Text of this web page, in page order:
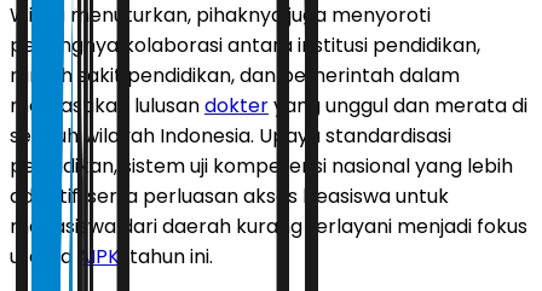
Wisnu menuturkan, pihaknya juga menyoroti
pentingnya kolaborasi antara institusi pendidikan,
rumah sakit pendidikan, dan pemerintah dalam
memastikan lulusandokteryang unggul dan merata di
seluruh wilayah Indonesia. Upaya standardisasi
pendidikan, sistem uji kompetensi nasional yang lebih
adaptif, serta perluasan akses beasiswa untuk
mahasiswa dari daerah kurang terlayani menjadi fokus
utama AIPKI tahun ini.